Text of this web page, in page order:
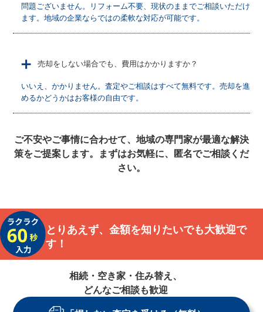
問題ございません。リフォーム不要、現状のままでご相談いただけ
ます。地域の企業ならではの柔軟な対応が可能です。
＋ 売却をしない場合でも、費用はかかりますか？
いいえ、かかりません。査定やご相談はすべて無料です。売却を進
めるかどうかはお客様の自由です。
ご不安やご事情に合わせて、地域の専門家が最適な解決
策をご提案します。まずはお気軽に、匿名でご相談くだ
さい。
とりあえず、金額を知りたいでも大歓迎で
す！
相続・空き家・住み替え、
どんなご相談も歓迎